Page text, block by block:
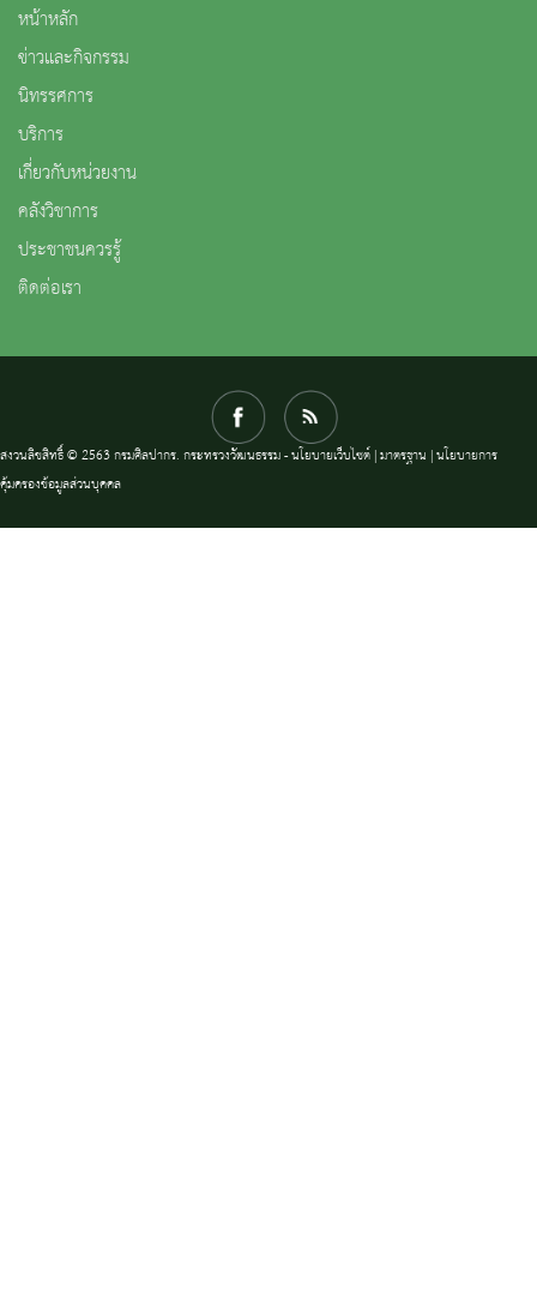
หน้าหลัก
ข่าวและกิจกรรม
นิทรรศการ
บริการ
เกี่ยวกับหน่วยงาน
คลังวิชาการ
ประชาชนควรรู้
ติดต่อเรา
สงวนลิขสิทธิ์ © 2563 กรมศิลปากร. กระทรวงวัฒนธรรม -นโยบายเว็บไซต์|มาตรฐาน |นโยบายการ
คุ้มครองข้อมูลส่วนบุคคล